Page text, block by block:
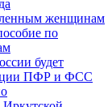
женщинам
по
будет
ПФР и ФСС